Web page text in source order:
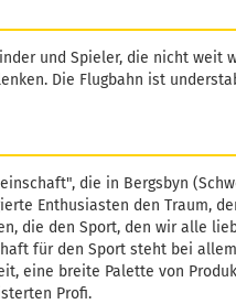
und Spieler, die nicht weit
Die Flugbahn ist
die in Bergsbyn
Enthusiasten den Traum,
die den Sport, den wir alle
für den Sport steht bei
eine breite Palette von
Profi.